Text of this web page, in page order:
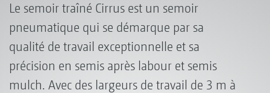
Le semoir traîné Cirrus est un semoir
pneumatique qui se démarque par sa
qualité de travail exceptionnelle et sa
précision en semis après labour et semis
mulch. Avec des largeurs de travail de 3 m à